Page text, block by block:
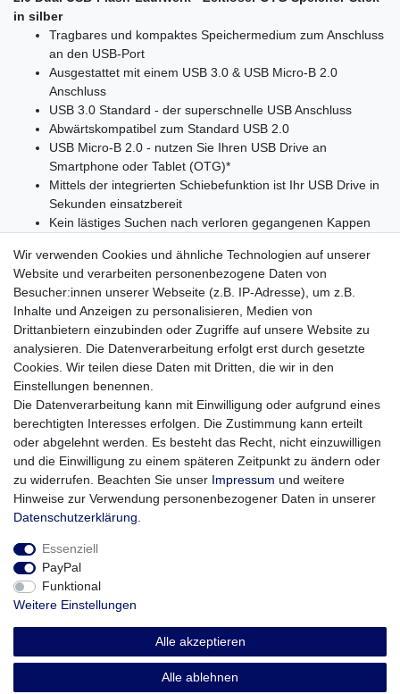
in silber
Tragbares und kompaktes Speichermedium zum Anschluss
an den USB-Port
Ausgestattet mit einem USB 3.0 & USB Micro-B 2.0
Anschluss
USB 3.0 Standard - der superschnelle USB Anschluss
Abwärtskompatibel zum Standard USB 2.0
USB Micro-B 2.0 - nutzen Sie Ihren USB Drive an
Smartphone oder Tablet (OTG)*
Mittels der integrierten Schiebefunktion ist Ihr USB Drive in
Sekunden einsatzbereit
Kein lästiges Suchen nach verloren gegangenen Kappen
angeschlossenen PC durch den
Einsatz von Flash-Speicher (SIP solution USB)
Automatische .Plug & Play. - Erkennung für den schnellen
Einsatz
Für die Betriebssysteme Windows XP/ Vista/ Win7/ Win8,
Mac OS 10.2.8 oder höher ist keine Treiberinstallation
erforderlich
Technische Details:
Speicherkapazität: 32 GB
Lesegeschwindigkeit: bis zu 70 MB/s
Schreibgeschwindigkeit: bis zu 25 MB/s
Abmessungen: 20 mm x 59 mm x 8 mm
Impressum
Widerrufs­recht Vertrag widerrufen
Wir verwenden Cookies und ähnliche Technologien auf unserer
Website und verarbeiten personenbezogene Daten von
Besucher:innen unserer Webseite (z.B. IP-Adresse), um z.B.
Inhalte und Anzeigen zu personalisieren, Medien von
Drittanbietern einzubinden oder Zugriffe auf unsere Website zu
analysieren. Die Datenverarbeitung erfolgt erst durch gesetzte
Cookies. Wir teilen diese Daten mit Dritten, die wir in den
Einstellungen benennen.
Die Datenverarbeitung kann mit Einwilligung oder aufgrund eines
berechtigten Interesses erfolgen. Die Zustimmung kann erteilt
oder abgelehnt werden. Es besteht das Recht, nicht einzuwilligen
und die Einwilligung zu einem späteren Zeitpunkt zu ändern oder
zu widerrufen. Beachten Sie unser Impressum und weitere
Hinweise zur Verwendung personenbezogener Daten in unserer
Daten­schutz­erklärung
Essenziell
PayPal
Funktional
Weitere Einstellungen
Alle akzeptieren
Alle ablehnen